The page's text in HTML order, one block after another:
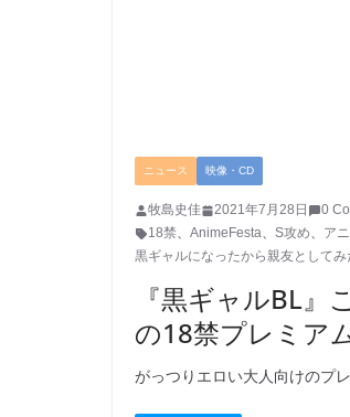
ニュース 映像・CD
牧島史佳 2021年7月28日
0
18禁、 AnimeFesta、 S攻め、 ア
黒ギャルになったから親友としてみ
『黒ギャルBL』
の18禁プレミア
がっつりエロい大人向けのプ